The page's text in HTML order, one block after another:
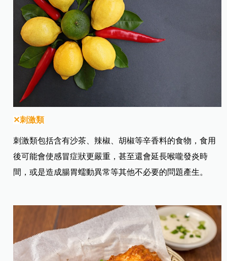
✕刺激類
刺激類包括含有沙茶、辣椒、胡椒等辛香料的食物，食用
後可能會使感冒症狀更嚴重，甚至還會延長喉嚨發炎時
間，或是造成腸胃蠕動異常等其他不必要的問題產生。